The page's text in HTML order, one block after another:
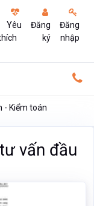
Yêu
Đăng
ký
Đăng
nhập
- Kiểm toán
vấn đầu